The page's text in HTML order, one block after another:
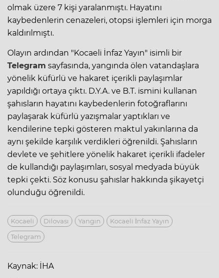
olmak üzere 7 kişi yaralanmıştı. Hayatını
kaybedenlerin cenazeleri, otopsi işlemleri için morga
kaldırılmıştı.
Olayın ardından "Kocaeli İnfaz Yayın" isimli bir
Telegram sayfasında, yangında ölen vatandaşlara
yönelik küfürlü ve hakaret içerikli paylaşımlar
yapıldığı ortaya çıktı. D.Y.A. ve B.T. ismini kullanan
şahısların hayatını kaybedenlerin fotoğraflarını
paylaşarak küfürlü yazışmalar yaptıkları ve
kendilerine tepki gösteren maktul yakınlarına da
aynı şekilde karşılık verdikleri öğrenildi. Şahısların
devlete ve şehitlere yönelik hakaret içerikli ifadeler
de kullandığı paylaşımları, sosyal medyada büyük
tepki çekti. Söz konusu şahıslar hakkında şikayetçi
olunduğu öğrenildi.
Kocaeli Dilovası Yangın
Kocaeli İnfaz Yayın
Telegram
Kaynak: İHA